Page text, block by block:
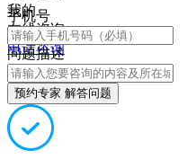
我的
在线咨询
电话咨询
手机号
问题描述
预约专家 解答问题